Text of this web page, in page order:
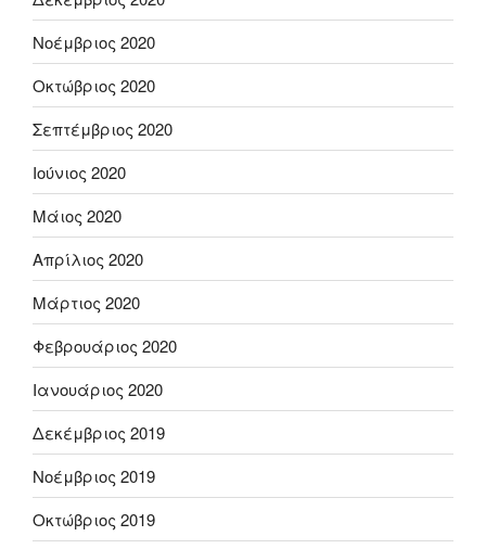
Νοέμβριος 2020
Οκτώβριος 2020
Σεπτέμβριος 2020
Ιούνιος 2020
Μάιος 2020
Απρίλιος 2020
Μάρτιος 2020
Φεβρουάριος 2020
Ιανουάριος 2020
Δεκέμβριος 2019
Νοέμβριος 2019
Οκτώβριος 2019